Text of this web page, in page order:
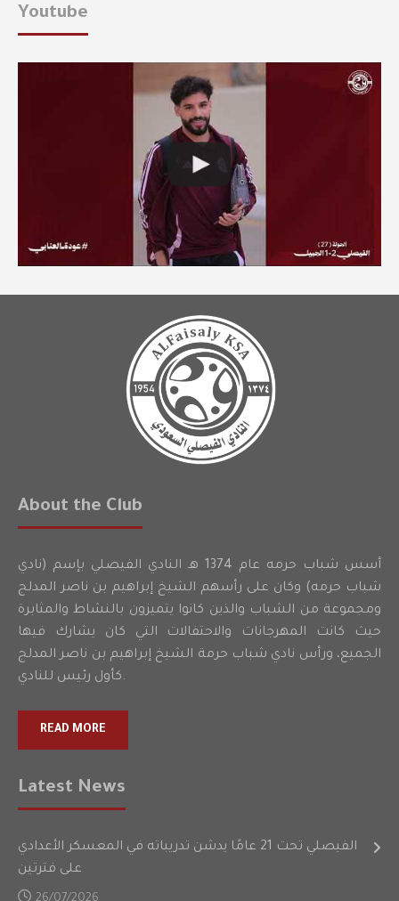
Youtube
About the Club
أسس شباب حرمه عام 1374 هـ النادي الفيصلي بإسم (نادي
شباب حرمه) وكان على رأسهم الشيخ إبراهيم بن ناصر المدلج
ومجموعة من الشباب والذين كانوا يتميزون بالنشاط والمثابرة
حيث كانت المهرجانات والاحتفالات التي كان يشارك فيها
الجميع، ورأس نادي شباب حرمة الشيخ إبراهيم بن ناصر المدلج
كأول رئيس للنادي.
READ MORE
Latest News
الفيصلي تحت 21 عامًا يدشن تدريباته في المعسكر الأعدادي
على فترتين